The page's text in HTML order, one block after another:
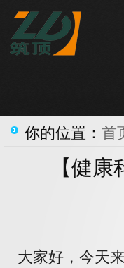
你的位置： 首
【健
大家好，今天